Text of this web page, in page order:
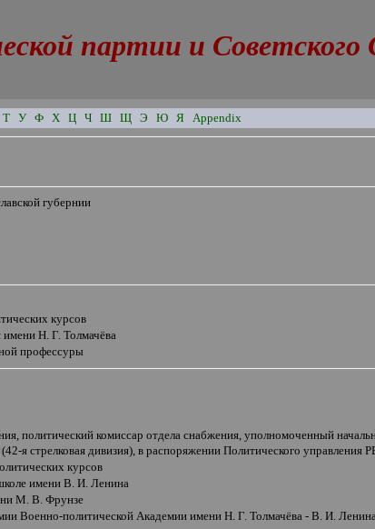
партии и Советского
Т У Ф Х Ц Ч Ш Щ Э Ю Я Appendix
губернии
курсов
Н. Г. Толмачёва
профессуры
политический комиссар отдела снабжения, уполномоченный
я стрелковая дивизия), в распоряжении Политического управления
курсов
имени В. И. Ленина
М. В. Фрунзе
Военно-политической Академии имени Н. Г. Толмачёва - В. И.